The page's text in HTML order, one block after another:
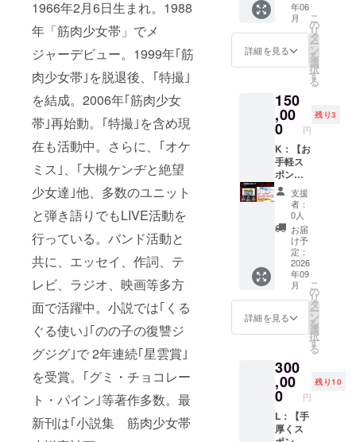
1966年2月6日生まれ。1988
年「筋肉少女帯」でメ
ジャーデビュー。1999年｢筋
肉少女帯｣を脱退後、｢特撮｣
を結成。2006年｢筋肉少女
帯｣再始動。｢特撮｣を含め現
在も活動中。さらに、｢オケ
ミス｣、｢大槻ケンヂと絶望
少女達｣他、多数のユニット
と弾き語りでもLIVE活動を
行っている。バンド活動と
共に、エッセイ、作詞、テ
レビ、ラジオ、映画等多方
面で活躍中。小説では｢くる
ぐる使い｣｢のの子の復讐ジ
グジグ｣で 2年連続｢星雲賞｣
を受賞。｢グミ・チョコレー
ト・パイン｣等著作多数。最
新刊は｢小説集 筋肉少女帯
るDVD
など、
化され
るもの
なりま
す。
せて頂
きま
す。 ・
お礼
者限定
画像
（デー
備考欄
に記載
するお
名前
（ニッ
クネー
ム可）
をご記
入くだ
さい。
記入
例：
「社長
地蔵」
※公序良
名前、
10文字
以上の
不掲載
とさせ
して、
「増え
た怪
異」と
・ホー
ムペー
ジ ・パ
ンフ
レット
・限定
台本 に
お名前
クレ
ジット
・限定
DVD ・
限定台
本 を提
礼メッ
セージ
・支援
タ） ※
備考欄
にお好
きな
「妖
怪、
（デー
タ） ・
劇中使
用の美
術があ
・完成
披露試
写会場
にご招
待！ ・
クラウ
ドファ
ンディ
ング限
DVD！
・限定
オリジ
ナル台
本！ ・
オンラ
イン試
写 ・お
礼メッ
者限定
画像
（デー
タ） ・
【お名
前入
年06
月
詳細を見る
こ
の
リ
タ
ー
ン
を
選
択
す
る
150
,00
0 円
残り3
K：【お
手軽ス
ポン
サー】
コース
撮影で
使われ
たお地
蔵様が
あなた
のもと
に！
「地蔵
スポン
サー」
クレ
ジット
・エン
ドロー
ル ・
ホーム
支援
者：
0人
お届
け予
定：
2026
年09
月
詳細を見る
こ
の
リ
タ
ー
ン
を
選
択
す
る
300
,00
0 円
残り10
L：【手
厚くス